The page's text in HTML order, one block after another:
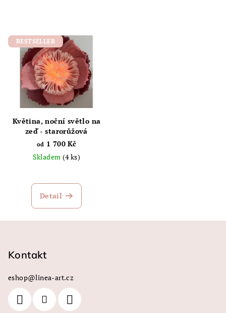
BESTSELLER
Květina, noční světlo na
zeď - starorůžová
od 1 700 Kč
Skladem (4 ks)
Detail
Kontakt
eshop@linea-art.cz